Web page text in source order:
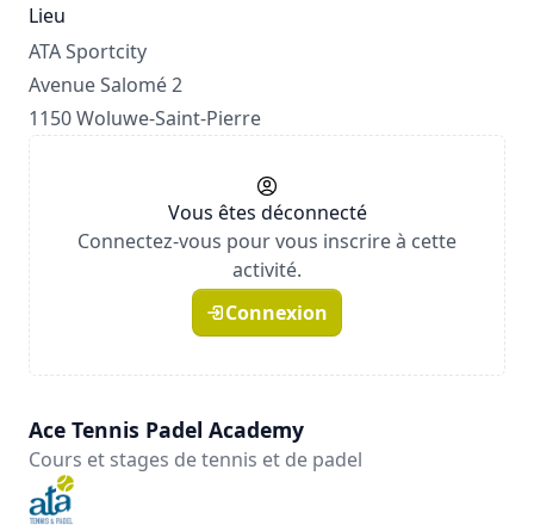
Lieu
ATA Sportcity
Avenue Salomé 2
1150 Woluwe-Saint-Pierre
Vous êtes déconnecté
Connectez-vous pour vous inscrire à cette
activité.
Connexion
Ace Tennis Padel Academy
Cours et stages de tennis et de padel